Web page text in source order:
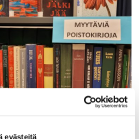
evästeitä